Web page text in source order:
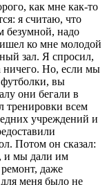
как мне как-то
я считаю, что
безумной, надо
ко мне молодой
зал. Я спросил,
ничего. Но, если мы
футболки, вы
они бегали в
тренировки всем
учреждений и
Потом он сказал:
и мы дали им
даже
меня было не